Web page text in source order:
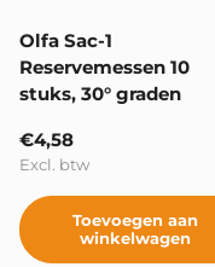
Olfa Sac-1
Reservemessen 10
stuks, 30° graden
Reguliere prijs
€4,58
Excl. btw
Toevoegen aan
winkelwagen